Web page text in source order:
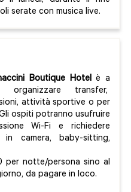
serate con musica live.
Boutique Hotelè a
transfer,
attività sportive o per
ospiti potranno usufruire
Wi-Fi e richiedere
camera, baby-sitting,
per notte/persona sino al
da pagare in loco.